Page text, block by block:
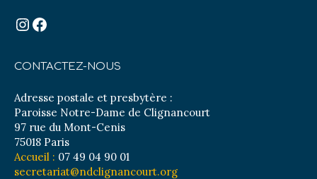
Instagram
Facebook
CONTACTEZ-NOUS
Adresse postale et presbytère :
Paroisse Notre-Dame de Clignancourt
97 rue du Mont-Cenis
75018 Paris
Accueil : 07 49 04 90 01
secretariat@ndclignancourt.org